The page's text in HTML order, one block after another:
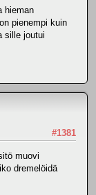
hieman
pienempi kuin
sille joutui
#1381
muovi
dremelöidä